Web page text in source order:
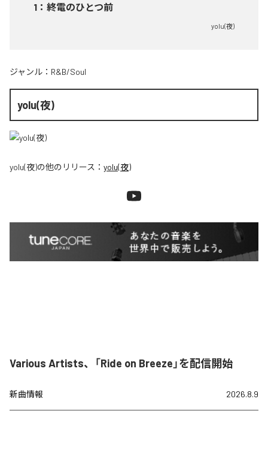
1 ： 終電のひとつ前
yolu(夜)
ジャンル： R&B/Soul
yolu(夜)
yolu(夜)の他のリリース： yolu(夜)
Various Artists、「Ride on Breeze」を配信開始
新曲情報 2026.8.9